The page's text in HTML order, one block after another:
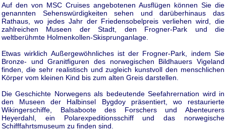
Auf den von MSC Cruises angebotenen Ausflügen können Sie die
genannten Sehenswürdigkeiten sehen und darüberhinaus das
Rathaus, wo jedes Jahr der Friedensobelpreis verliehen wird, die
zahlreichen Museen der Stadt, den Frogner-Park und die
weltberühmte Holmenkollen-Skisprunganlage.
Etwas wirklich Außergewöhnliches ist der Frogner-Park, indem Sie
Bronze- und Granitfiguren des norwegischen Bildhauers Vigeland
finden, die sehr realistisch und zugleich kunstvoll den menschlichen
Körper vom kleinen Kind bis zum alten Greis darstellen.
Die Geschichte Norwegens als bedeutende Seefahrernation wird in
den Museen der Halbinsel Bygdoy präsentiert, wo restaurierte
Wikingerschiffe, Balsaboote des Forschers und Abenteurers
Heyerdahl, ein Polarexpeditionsschiff und das norwegische
Schifffahrtsmuseum zu finden sind.